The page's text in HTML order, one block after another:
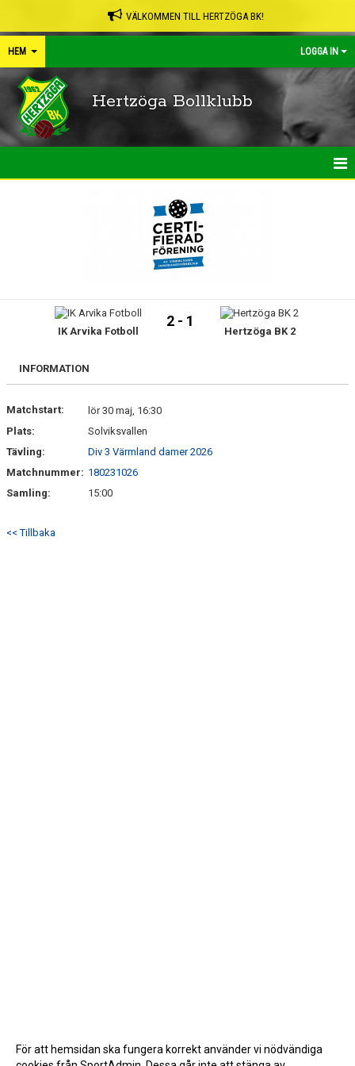
VÄLKOMMEN TILL HERTZÖGA BK!
HEM LOGGA IN
Hertzöga Bollklubb
FRISPARKEN
MATCHER
KONTAKTER & LAG
SPONSORER
IK Arvika Fotboll
2 - 1
Hertzöga BK 2
INFORMATION
Matchstart:
lör 30 maj, 16:30
Plats:
Solviksvallen
Tävling:
Div 3 Värmland damer 2026
Matchnummer: 180231026
Samling:
15:00
<< Tillbaka
För att hemsidan ska fungera korrekt använder vi nödvändiga